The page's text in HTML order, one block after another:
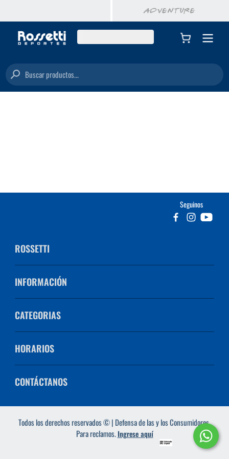
Buscar productos...
Seguinos
ROSSETTI
INFORMACIÓN
CATEGORIAS
HORARIOS
CONTÁCTANOS
Todos los derechos reservados © | Defensa de las y los Consumidores.
Para reclamos.Ingrese aquí